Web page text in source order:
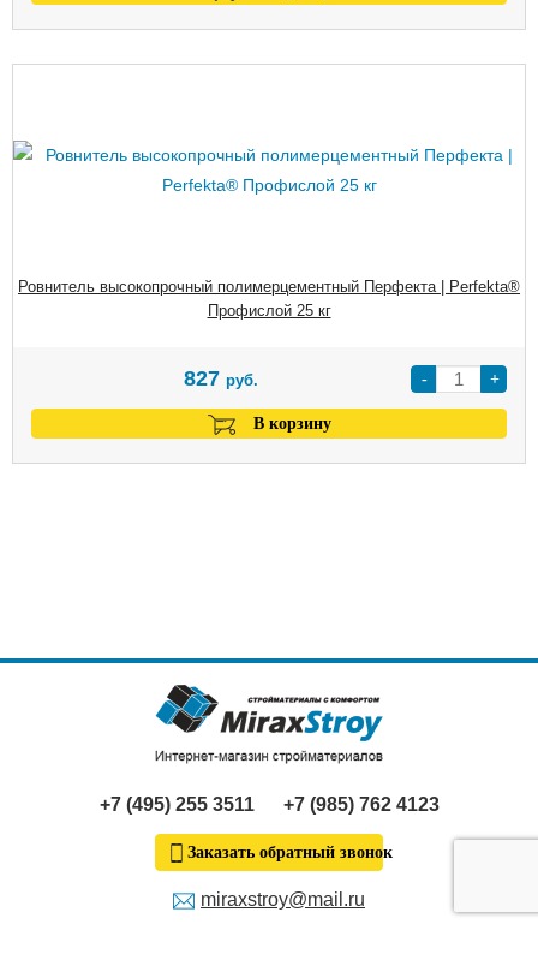
Ровнитель высокопрочный полимерцементный Перфекта | Perfekta®
Профислой 25 кг
- +
827 руб.
В корзину
+7 (495) 255 3511 +7 (985) 762 4123
Заказать обратный звонок
miraxstroy@mail.ru